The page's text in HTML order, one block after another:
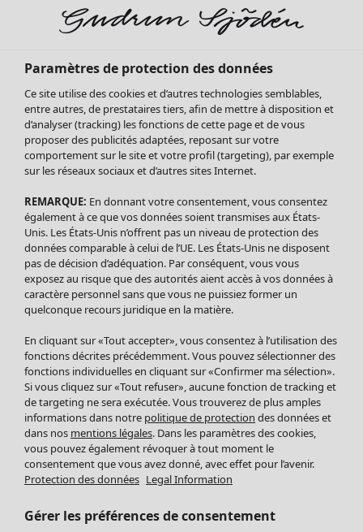
Soldes Vêtements
Tous les vêtements
Robes
Tuniques
Blouses
Tops
Gilets
Pantalon
Jupes
Leggings et collants
Accessoires
Chaussures
Vêtements de bain
Basics
Soldes Mobilier
Bonnes affaires déco
Décoration
Textiles
Tapis
Éponge
Paramètres de protection des données
Ce site utilise des cookies et d’autres technologies semblables,
entre autres, de prestataires tiers, afin de mettre à disposition et
d’analyser (tracking) les fonctions de cette page et de vous
proposer des publicités adaptées, reposant sur votre
comportement sur le site et votre profil (targeting), par exemple
sur les réseaux sociaux et d’autres sites Internet.
REMARQUE: En donnant votre consentement, vous consentez
également à ce que vos données soient transmises aux États-
Unis. Les États-Unis n’offrent pas un niveau de protection des
données comparable à celui de l’UE. Les États-Unis ne disposent
pas de décision d’adéquation. Par conséquent, vous vous
exposez au risque que des autorités aient accès à vos données à
caractère personnel sans que vous ne puissiez former un
quelconque recours juridique en la matière.
En cliquant sur «Tout accepter», vous consentez à l’utilisation des
fonctions décrites précédemment. Vous pouvez sélectionner des
fonctions individuelles en cliquant sur «Confirmer ma sélection».
Si vous cliquez sur «Tout refuser», aucune fonction de tracking et
de targeting ne sera exécutée. Vous trouverez de plus amples
informations dans notre politique de protection des données et
dans nos mentions légales. Dans les paramètres des cookies,
vous pouvez également révoquer à tout moment le
consentement que vous avez donné, avec effet pour l’avenir.
Protection des données Legal Information
Gérer les préférences de consentement